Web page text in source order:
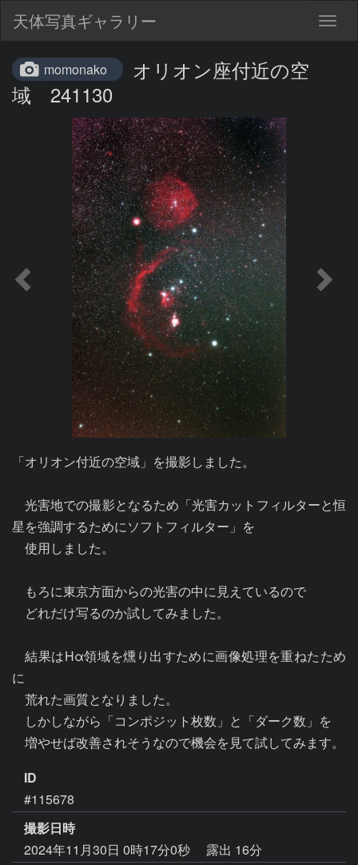
天体写真ギャラリー
momonako
オリオン座付近の空
域 241130
「オリオン付近の空域」を撮影しました。
光害地での撮影となるため「光害カットフィルターと恒
星を強調するためにソフトフィルター」を
使用しました。
もろに東京方面からの光害の中に見えているので
どれだけ写るのか試してみました。
結果はHα領域を燻り出すために画像処理を重ねたため
に
荒れた画質となりました。
しかしながら「コンポジット枚数」と「ダーク数」を
増やせば改善されそうなので機会を見て試してみます。
ID
#115678
撮影日時
2024年11月30日 0時17分0秒
露出 16分